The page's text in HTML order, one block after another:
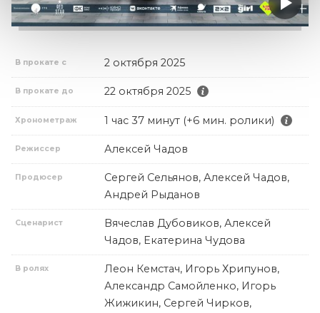
В прокате с 2 октября 2025
В прокате до 22 октября 2025
Хронометраж 1 час 37 минут (+6 мин. ролики)
Режиссер Алексей Чадов
Продюсер
Сергей Сельянов, Алексей Чадов,
Андрей Рыданов
Сценарист
Вячеслав Дубовиков, Алексей
Чадов, Екатерина Чудова
В ролях
Леон Кемстач, Игорь Хрипунов,
Александр Самойленко, Игорь
Жижикин, Сергей Чирков,